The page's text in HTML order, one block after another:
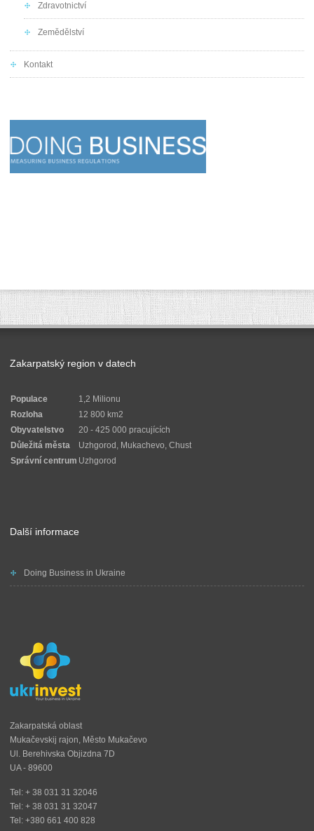
Zdravotnictví
Zemědělství
Kontakt
Zakarpatský region v datech
Populace
1,2 Milionu
Rozloha
12 800 km2
Obyvatelstvo
20 - 425 000 pracujících
Důležitá města
Uzhgorod, Mukachevo, Chust
Správní centrum Uzhgorod
Další informace
Doing Business in Ukraine
Zakarpatská oblast
Mukačevskij rajon, Město Mukačevo
Ul. Berehivska Objizdna 7D
UA - 89600
Tel: + 38 031 31 32046
Tel: + 38 031 31 32047
Tel: +380 661 400 828